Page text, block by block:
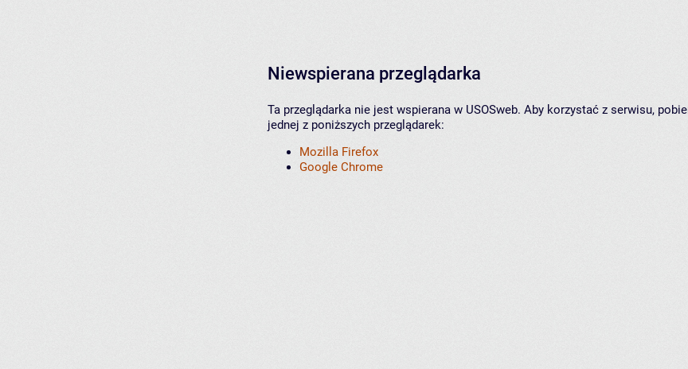
Niewspierana przeglądarka
Ta przeglądarka nie jest wspierana w USOSweb. Aby korzystać z serwisu,
jednej z poniższych przeglądarek:
Mozilla Firefox
Google Chrome